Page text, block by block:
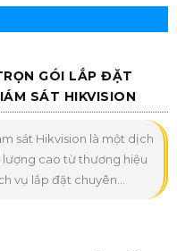
GÓI LẮP ĐẶT
SÁT HIKVISION
sát Hikvision là một dịch
cao từ thương hiệu
vụ lắp đặt chuyên...